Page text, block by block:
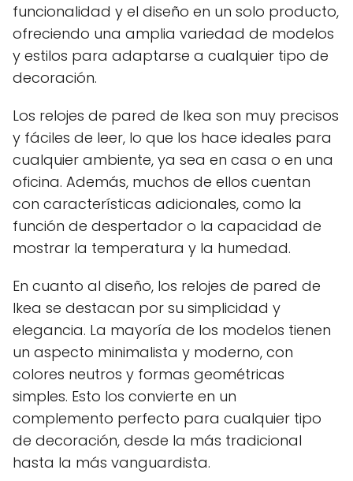
funcionalidad y el diseño en un solo producto,
ofreciendo una amplia variedad de modelos
y estilos para adaptarse a cualquier tipo de
decoración.
Los relojes de pared de Ikea son muy precisos
y fáciles de leer, lo que los hace ideales para
cualquier ambiente, ya sea en casa o en una
oficina. Además, muchos de ellos cuentan
con características adicionales, como la
función de despertador o la capacidad de
mostrar la temperatura y la humedad.
En cuanto al diseño, los relojes de pared de
Ikea se destacan por su simplicidad y
elegancia. La mayoría de los modelos tienen
un aspecto minimalista y moderno, con
colores neutros y formas geométricas
simples. Esto los convierte en un
complemento perfecto para cualquier tipo
de decoración, desde la más tradicional
hasta la más vanguardista.